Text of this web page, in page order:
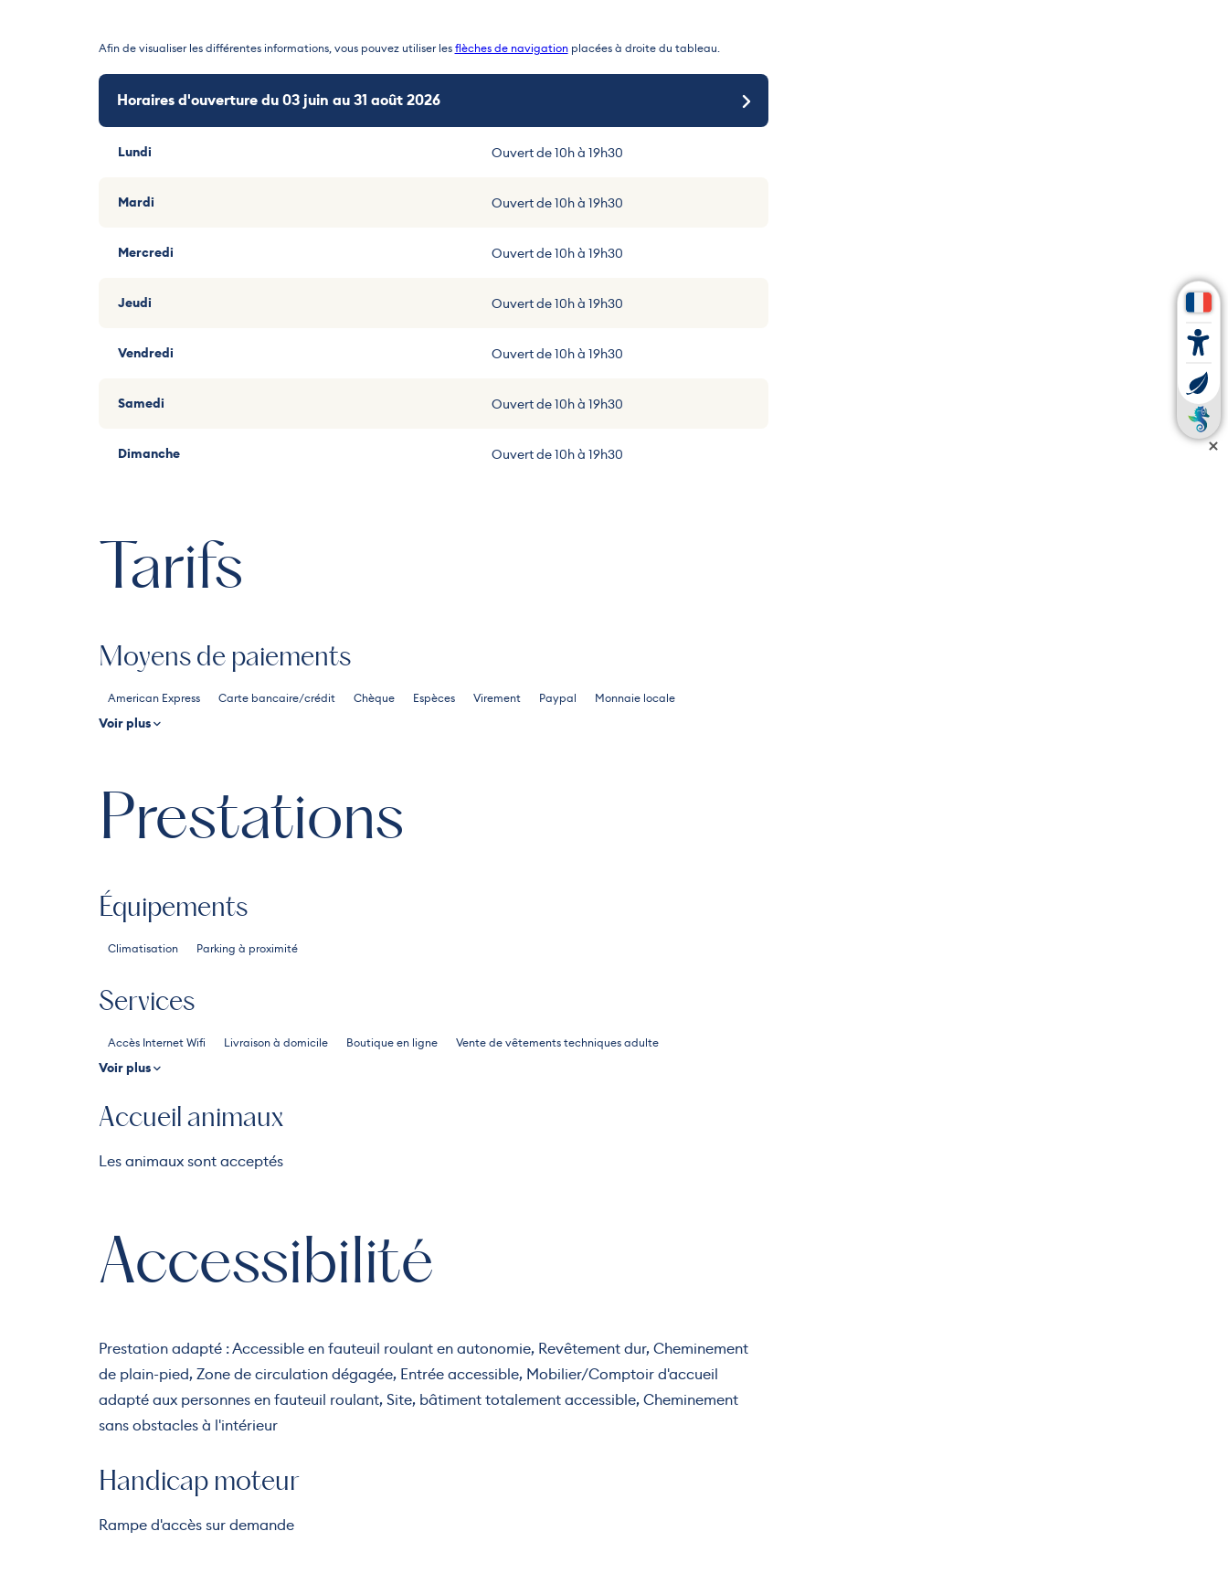
Afin de visualiser les différentes informations, vous pouvez utiliser les flèches de navigationplacées à droite du tableau.
Horaires d'ouverture du 03 juin au 31 août 2026
Lundi Ouvert de 10h à 19h30
Mardi Ouvert de 10h à 19h30
Mercredi Ouvert de 10h à 19h30
Jeudi Ouvert de 10h à 19h30
Vendredi Ouvert de 10h à 19h30
Samedi Ouvert de 10h à 19h30
Dimanche Ouvert de 10h à 19h30
Horaires d'ouverture du 01 septembre au 30 novembre 2026
Lundi Ouvert de 10h à 19h
Mardi Ouvert de 10h à 19h
Mercredi Ouvert de 10h à 19h
Jeudi Ouvert de 10h à 19h
Vendredi Ouvert de 10h à 19h
Samedi Ouvert de 10h à 19h
Dimanche Ouvert de 10h à 19h
Horaires d'ouverture du 01 décembre au 31 décembre 2026
Lundi Ouvert de 10h à 20h
Mardi Ouvert de 10h à 20h
Mercredi Ouvert de 10h à 20h
Jeudi Ouvert de 10h à 20h
Vendredi Ouvert de 10h à 20h
Samedi Ouvert de 10h à 20h
Dimanche Ouvert de 10h à 20h
Tarifs
Moyens de paiements
American Express Carte bancaire/crédit Chèque Espèces Virement Paypal Monnaie locale
Voir plus
Prestations
Équipements
Climatisation Parking à proximité
Services
Accès Internet Wifi Livraison à domicile Boutique en ligne Vente de vêtements techniques adulte
Voir plus
Accueil animaux
Les animaux sont acceptés
Accessibilité
Prestation adapté : Accessible en fauteuil roulant en autonomie, Revêtement dur, Cheminement
de plain-pied, Zone de circulation dégagée, Entrée accessible, Mobilier/Comptoir d'accueil
adapté aux personnes en fauteuil roulant, Site, bâtiment totalement accessible, Cheminement
sans obstacles à l'intérieur
Handicap moteur
Rampe d'accès sur demande